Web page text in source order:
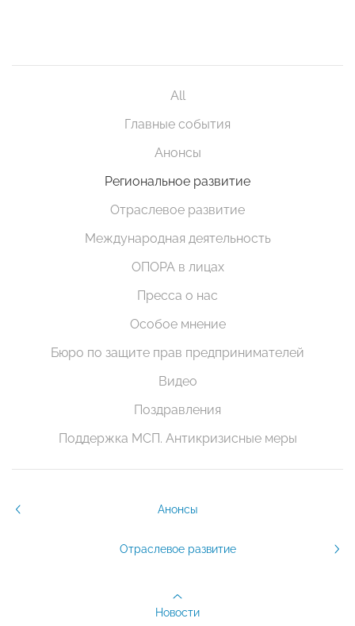
All
Главные события
Анонсы
Региональное развитие
Отраслевое развитие
Международная деятельность
ОПОРА в лицах
Пресса о нас
Особое мнение
Бюро по защите прав предпринимателей
Видео
Поздравления
Поддержка МСП. Антикризисные меры
Анонсы
Отраслевое развитие
Новости